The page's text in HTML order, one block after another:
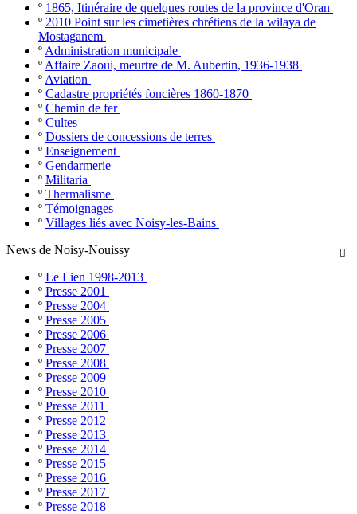
º 1865, Itinéraire de quelques routes de la province d'Oran
º 2010 Point sur les cimetières chrétiens de la wilaya de
Mostaganem
º Administration municipale
º Affaire Zaoui, meurtre de M. Aubertin, 1936-1938
º Aviation
º Cadastre propriétés foncières 1860-1870
º Chemin de fer
º Cultes
º Dossiers de concessions de terres
º Enseignement
º Gendarmerie
º Militaria
º Thermalisme
º Témoignages
º Villages liés avec Noisy-les-Bains

News de Noisy-Nouissy
º Le Lien 1998-2013
º Presse 2001
º Presse 2004
º Presse 2005
º Presse 2006
º Presse 2007
º Presse 2008
º Presse 2009
º Presse 2010
º Presse 2011
º Presse 2012
º Presse 2013
º Presse 2014
º Presse 2015
º Presse 2016
º Presse 2017
º Presse 2018